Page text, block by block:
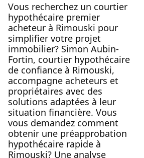
Vous recherchez un courtier
hypothécaire premier
acheteur à Rimouski pour
simplifier votre projet
immobilier? Simon Aubin-
Fortin, courtier hypothécaire
de confiance à Rimouski,
accompagne acheteurs et
propriétaires avec des
solutions adaptées à leur
situation financière. Vous
vous demandez comment
obtenir une préapprobation
hypothécaire rapide à
Rimouski? Une analyse